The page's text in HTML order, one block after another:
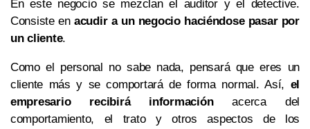
En este negocio se mezclan el auditor y el detective.
Consiste en acudir a un negocio haciéndose pasar por
un cliente.
Como el personal no sabe nada, pensará que eres un
cliente más y se comportará de forma normal. Así, el
empresario recibirá informaciónacerca del
comportamiento, el trato y otros aspectos de los